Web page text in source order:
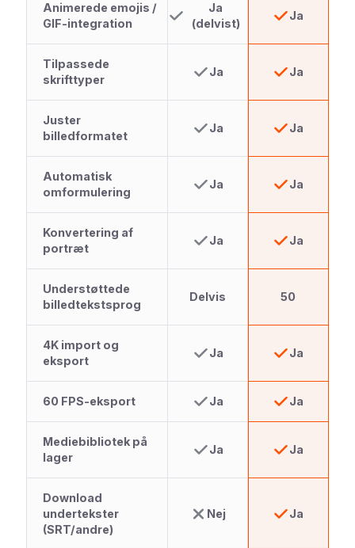
Animerede emojis /
GIF-integration
Ja
(delvist)
Ja
Tilpassede
skrifttyper
Ja Ja
Juster
billedformatet
Ja Ja
Automatisk
omformulering
Ja Ja
Konvertering af
portræt
Ja Ja
Understøttede
billedtekstsprog
Delvis 50
4K import og
eksport
Ja Ja
60 FPS-eksport Ja Ja
Mediebibliotek på
lager
Ja Ja
Download
undertekster
(SRT/andre)
Nej Ja